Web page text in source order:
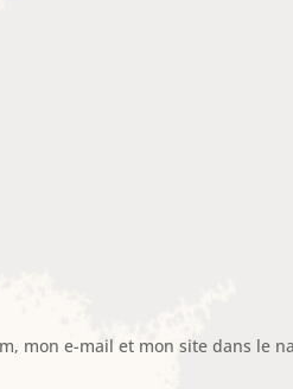
mon e-mail et mon site dans le